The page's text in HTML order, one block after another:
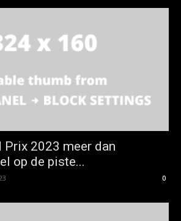
Prix 2023 meer dan
op de piste...
0